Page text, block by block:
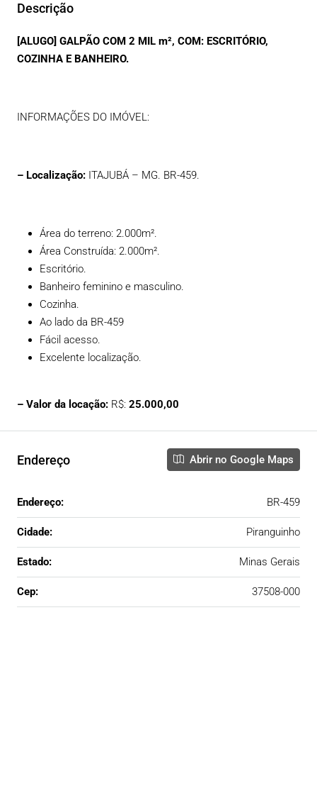
Descrição
[ALUGO] GALPÃO COM 2 MIL m², COM: ESCRITÓRIO,
COZINHA E BANHEIRO.
INFORMAÇÕES DO IMÓVEL:
– Localização: ITAJUBÁ – MG. BR-459.
Área do terreno: 2.000m².
Área Construída: 2.000m².
Escritório.
Banheiro feminino e masculino.
Cozinha.
Ao lado da BR-459
Fácil acesso.
Excelente localização.
– Valor da locação: R$: 25.000,00
Endereço Abrir no Google Maps
Endereço: BR-459
Cidade: Piranguinho
Estado: Minas Gerais
Cep: 37508-000